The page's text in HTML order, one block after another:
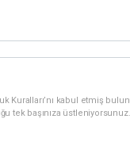
Kuralları’nı kabul etmiş
tek başınıza